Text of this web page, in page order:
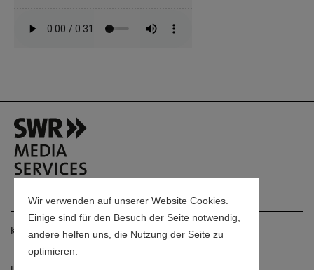
Wir verwenden auf unserer Website Cookies.
Einige sind für den Besuch der Seite notwendig,
andere helfen uns, die Nutzung der Seite zu
optimieren.
Kontakt